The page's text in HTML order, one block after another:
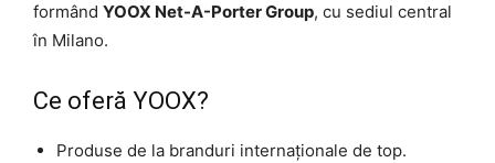
formând YOOX Net-A-Porter Group, cu sediul central
în Milano.
Ce oferă YOOX?
Produse de la branduri internaționale de top.